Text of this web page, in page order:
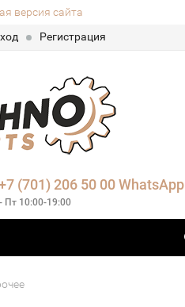
версия сайта
Регистрация
(701) 206 50 00 WhatsApp
Пт 10:00-19:00